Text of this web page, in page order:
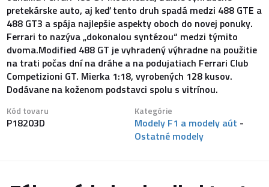
pretekárske auto, aj keď tento druh spadá medzi 488 GTE a
488 GT3 a spája najlepšie aspekty oboch do novej ponuky.
Ferrari to nazýva „dokonalou syntézou“ medzi týmito
dvoma.Modified 488 GT je vyhradený výhradne na použitie
na trati počas dní na dráhe a na podujatiach Ferrari Club
Competizioni GT. Mierka 1:18, vyrobených 128 kusov.
Dodávane na koženom podstavci spolu s vitrínou.
Kód tovaru
P18203D
Kategórie
Modely F1 a modely aút -
Ostatné modely